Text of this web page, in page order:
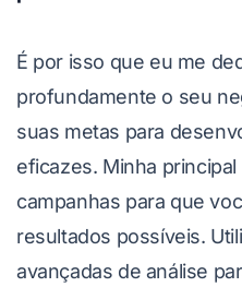
É por isso que eu me
profundamente o seu
suas metas para
eficazes. Minha
campanhas para que
resultados possíveis.
avançadas de análise